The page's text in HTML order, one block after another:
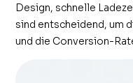
Design, schnelle
sind entscheidend, um
und die Conversion-